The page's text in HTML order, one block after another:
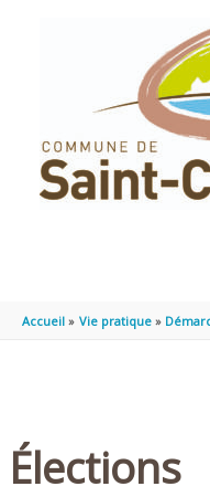
Accueil Vie pratique
Élections